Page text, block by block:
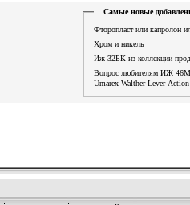
Самые новые
Фторопласт или капролон
Хром и никель
Иж-32БК из коллекции
Вопрос любителям ИЖ
Umarex Walther Lever